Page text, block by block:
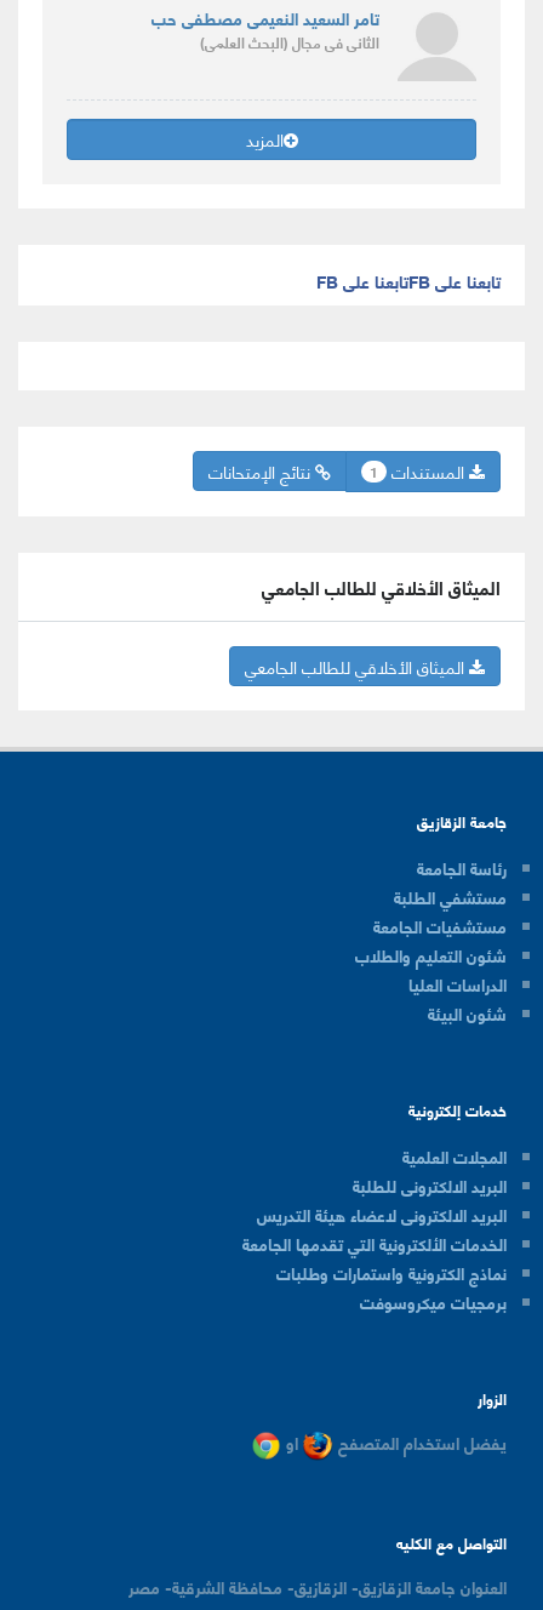
تامر السعيد النعيمى مصطفى حب
الثانىفى مجال(البحث العلمى)
المزيد
تابعنا على FB تابعنا على FB
نتائج الإمتحانات المستندات 1
الميثاق الأخلاقي للطالب الجامعي
الميثاق الأخلاقي للطالب الجامعي
جامعة الزقازيق
رئاسة الجامعة
مستشفي الطلبة
مستشفيات الجامعة
شئون التعليم والطلاب
الدراسات العليا
شئون البيئة
خدمات إلكترونية
المجلات العلمية
البريد الالكترونى للطلبة
البريد الالكترونى لاعضاء هيئة التدريس
الخدمات الألكترونية التي تقدمها الجامعة
نماذج الكترونية واستمارات وطلبات
برمجيات ميكروسوفت
الزوار
يفضل استخدام المتصفح او
التواصل مع الكليه
العنوان جامعة الزقازيق- الزقازيق- محافظة الشرقية- مصر